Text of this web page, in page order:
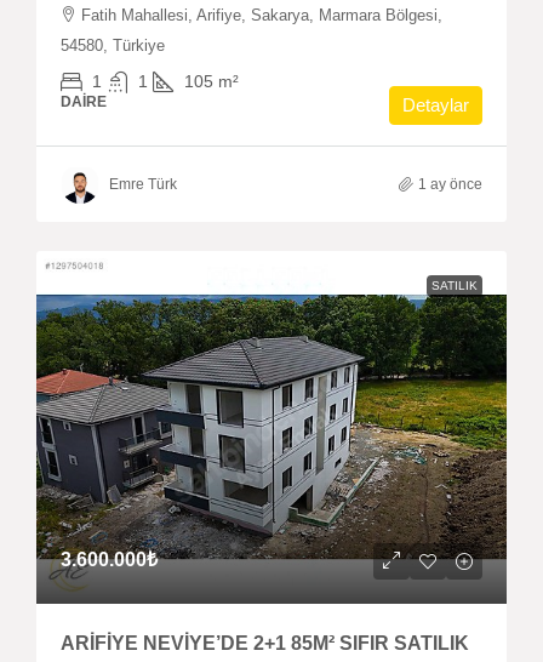
Fatih Mahallesi, Arifiye, Sakarya, Marmara Bölgesi,
54580, Türkiye
1 1 105 m²
DAIRE Detaylar
Emre Türk 1 ay önce
SATILIK
3.600.000₺
ARİFİYE NEVİYE’DE 2+1 85M² SIFIR SATILIK